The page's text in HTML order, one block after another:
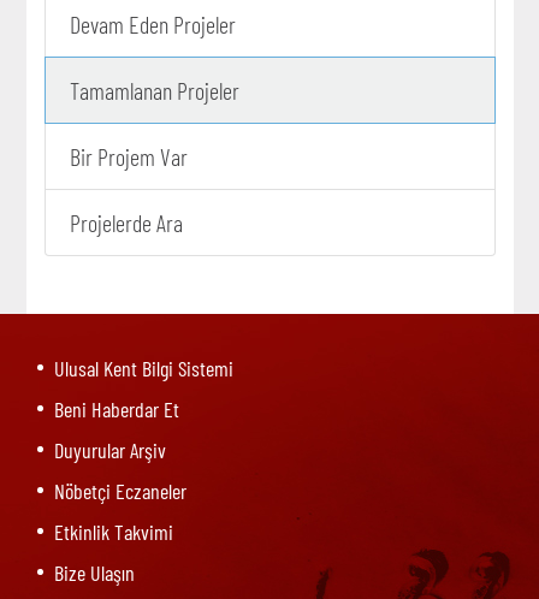
Devam Eden Projeler
Tamamlanan Projeler
Bir Projem Var
Projelerde Ara
Ulusal Kent Bilgi Sistemi
Beni Haberdar Et
Duyurular Arşiv
Nöbetçi Eczaneler
Etkinlik Takvimi
Bize Ulaşın